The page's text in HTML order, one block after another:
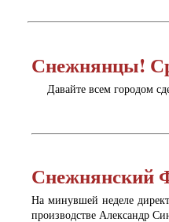
Снежнянцы!
Давайте всем городом
Снежнянский
На минувшей неделе
производстве Александр